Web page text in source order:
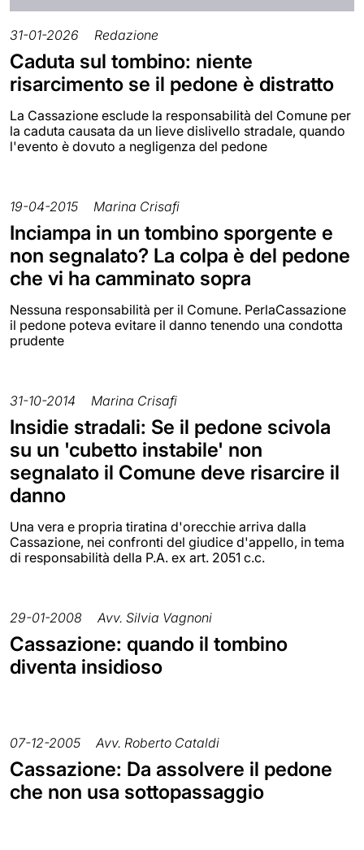
31-01-2026 Redazione
Caduta sul tombino: niente
risarcimento se il pedone è distratto
La Cassazione esclude la responsabilità del Comune per
la caduta causata da un lieve dislivello stradale, quando
l'evento è dovuto a negligenza del pedone
19-04-2015 Marina Crisafi
Inciampa in un tombino sporgente e
non segnalato? La colpa è del pedone
che vi ha camminato sopra
Nessuna responsabilità per il Comune. PerlaCassazione
il pedone poteva evitare il danno tenendo una condotta
prudente
31-10-2014 Marina Crisafi
Insidie stradali: Se il pedone scivola
su un 'cubetto instabile' non
segnalato il Comune deve risarcire il
danno
Una vera e propria tiratina d'orecchie arriva dalla
Cassazione, nei confronti del giudice d'appello, in tema
di responsabilità della P.A. ex art. 2051 c.c.
29-01-2008 Avv. Silvia Vagnoni
Cassazione: quando il tombino
diventa insidioso
07-12-2005 Avv. Roberto Cataldi
Cassazione: Da assolvere il pedone
che non usa sottopassaggio